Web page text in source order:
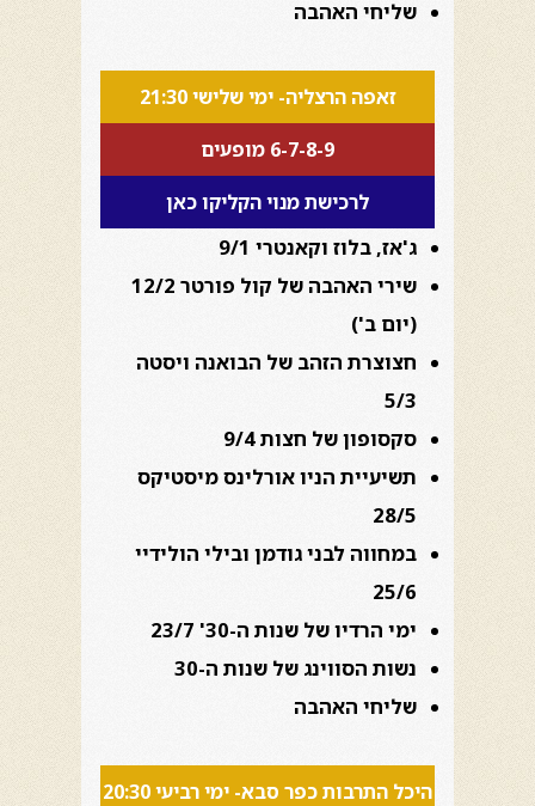
שליחי האהבה
זאפה הרצליה- ימי שלישי 21:30
6-7-8-9 מופעים
לרכישת מנוי הקליקו כאן
ג'אז, בלוז וקאנטרי 9/1
שירי האהבה של קול פורטר 12/2
(יום ב')
חצוצרת הזהב של הבואנה ויסטה
5/3
סקסופון של חצות 9/4
תשיעיית הניו אורלינס מיסטיקס
28/5
במחווה לבני גודמן ובילי הולידיי
25/6
ימי הרדיו של שנות ה-30' 23/7
נשות הסווינג של שנות ה-30
שליחי האהבה
היכל התרבות כפר סבא- ימי רביעי 20:30